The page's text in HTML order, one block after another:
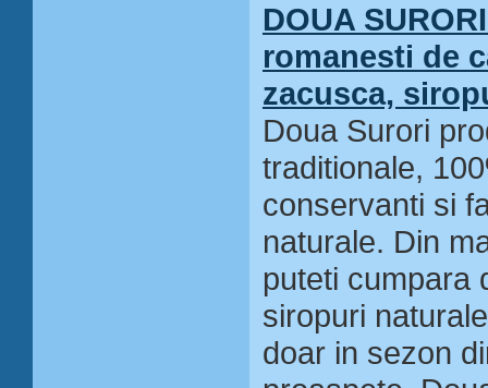
DOUA
romanesti de
zacusca,
Doua Surori
traditionale,
conservanti si
naturale. Din
puteti cumpara
siropuri
doar in sezon